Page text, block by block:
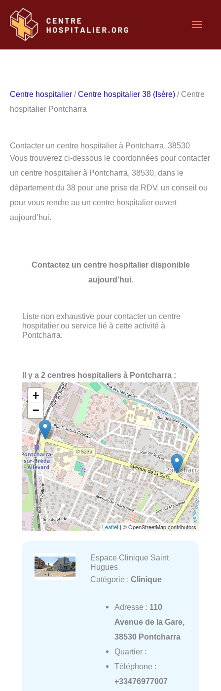
contenu
Centre hospitalier /Centre hospitalier 38 (Isère) / Centre
hospitalier Pontcharra
Contacter un centre hospitalier à Pontcharra, 38530
Vous trouverez ci-dessous le coordonnées pour contacter
un centre hospitalier à Pontcharra, 38530, dans le
département du 38 pour une prise de RDV, un conseil ou
pour vous rendre au un centre hospitalier ouvert
aujourd’hui.
Contactez un centre hospitalier disponible
aujourd’hui.
Liste non exhaustive pour contacter un centre
hospitalier ou service lié à cette activité à
Pontcharra.
Il y a 2 centres hospitaliers à Pontcharra :
+
−
Leaflet | © OpenStreetMap contributors
Espace Clinique Saint
Hugues
Catégorie : Clinique
Adresse : 110
Avenue de la Gare,
38530 Pontcharra
Quartier :
Téléphone :
+33476977007